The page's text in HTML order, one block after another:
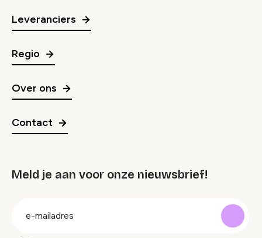
Leveranciers
Regio
Over ons
Contact
Meld je aan voor onze nieuwsbrief!